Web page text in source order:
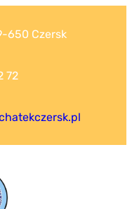
650 Czersk
72